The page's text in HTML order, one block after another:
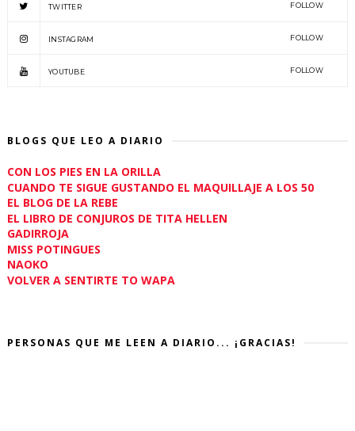
TWITTER FOLLOW
INSTAGRAM FOLLOW
YOUTUBE FOLLOW
BLOGS QUE LEO A DIARIO
CON LOS PIES EN LA ORILLA
CUANDO TE SIGUE GUSTANDO EL MAQUILLAJE A LOS 50
EL BLOG DE LA REBE
EL LIBRO DE CONJUROS DE TITA HELLEN
GADIRROJA
MISS POTINGUES
NAOKO
VOLVER A SENTIRTE TO WAPA
PERSONAS QUE ME LEEN A DIARIO... ¡GRACIAS!